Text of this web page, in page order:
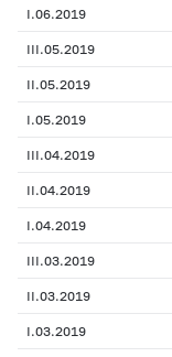
I.06.2019
III.05.2019
II.05.2019
I.05.2019
III.04.2019
II.04.2019
I.04.2019
III.03.2019
II.03.2019
I.03.2019